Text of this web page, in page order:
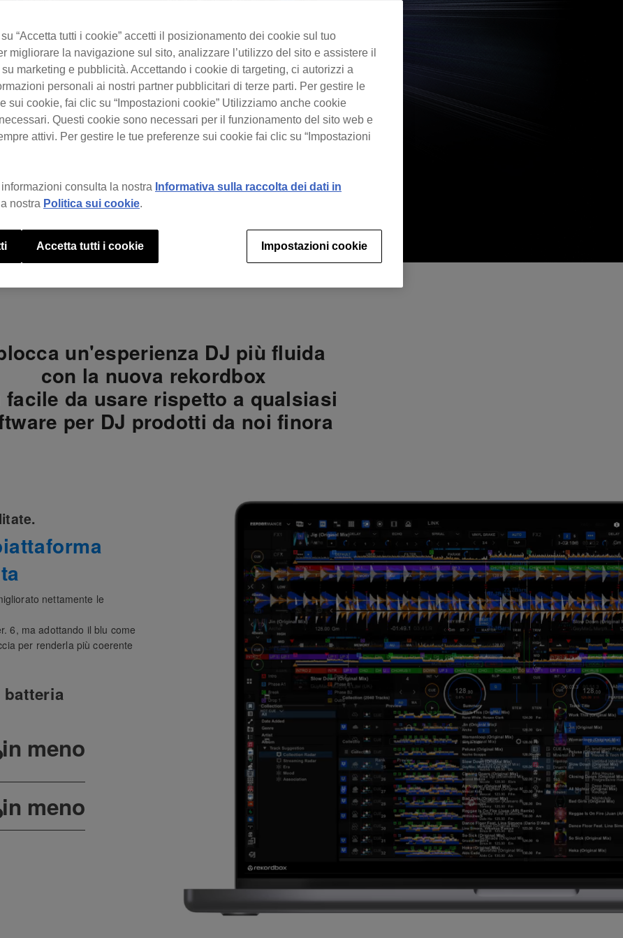
un'esperienza DJ più fluida
con la nuova rekordbox
facile da usare rispetto a qualsiasi
per DJ prodotti da noi finora
nettamente le
6, ma adottando il blu come
per renderla più coerente
in meno
in meno
“Accetta tutti i cookie” accetti il posizionamento dei cookie sul tuo
migliorare la navigazione sul sito, analizzare l’utilizzo del sito e assistere il
marketing e pubblicità. Accettando i cookie di targeting, ci autorizzi a
personali ai nostri partner pubblicitari di terze parti. Per gestire le
sui cookie, fai clic su “Impostazioni cookie” Utilizziamo anche cookie
Questi cookie sono necessari per il funzionamento del sito web e
attivi. Per gestire le tue preferenze sui cookie fai clic su “Impostazioni
consulta la nostra Informativa sulla raccolta dei dati in
nostra Politica sui cookie.
Impostazioni cookie
Accetta tutti i cookie